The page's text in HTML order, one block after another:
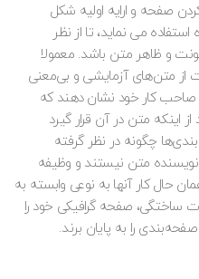
صفحه و ارایه اولیه شکل
می نماید، تا از نظر
و ظاهر متن باشد. معمولا
از متن‌های آزمایشی و بی‌معنی
صاحب کار خود نشان دهند که
متن در آن قرار گیرد
چگونه در نظر گرفته
متن نیستند و وظیفه
حال کار آنها به نوعی وابسته به
ساختگی، صفحه گرافیکی خود را
را به پایان برند.